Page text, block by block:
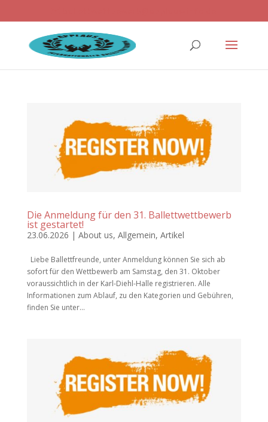
Die Anmeldung für den 31. Ballettwettbewerb
ist gestartet!
23.06.2026 | About us, Allgemein, Artikel
Liebe Ballettfreunde, unter Anmeldung können Sie sich ab
sofort für den Wettbewerb am Samstag, den 31. Oktober
voraussichtlich in der Karl-Diehl-Halle registrieren. Alle
Informationen zum Ablauf, zu den Kategorien und Gebühren,
finden Sie unter...